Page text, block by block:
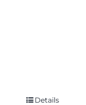
Details